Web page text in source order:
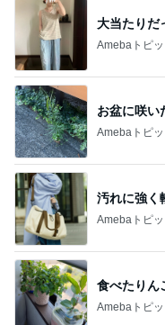
大当たりだ
Amebaトピッ
お盆に咲い
Amebaトピッ
汚れに強く
Amebaトピッ
食べたりん
Amebaトピッ